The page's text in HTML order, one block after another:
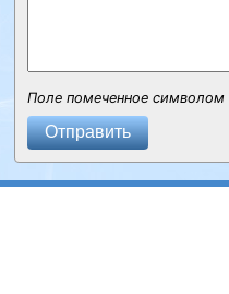
Поле помеченное символом
Отправить